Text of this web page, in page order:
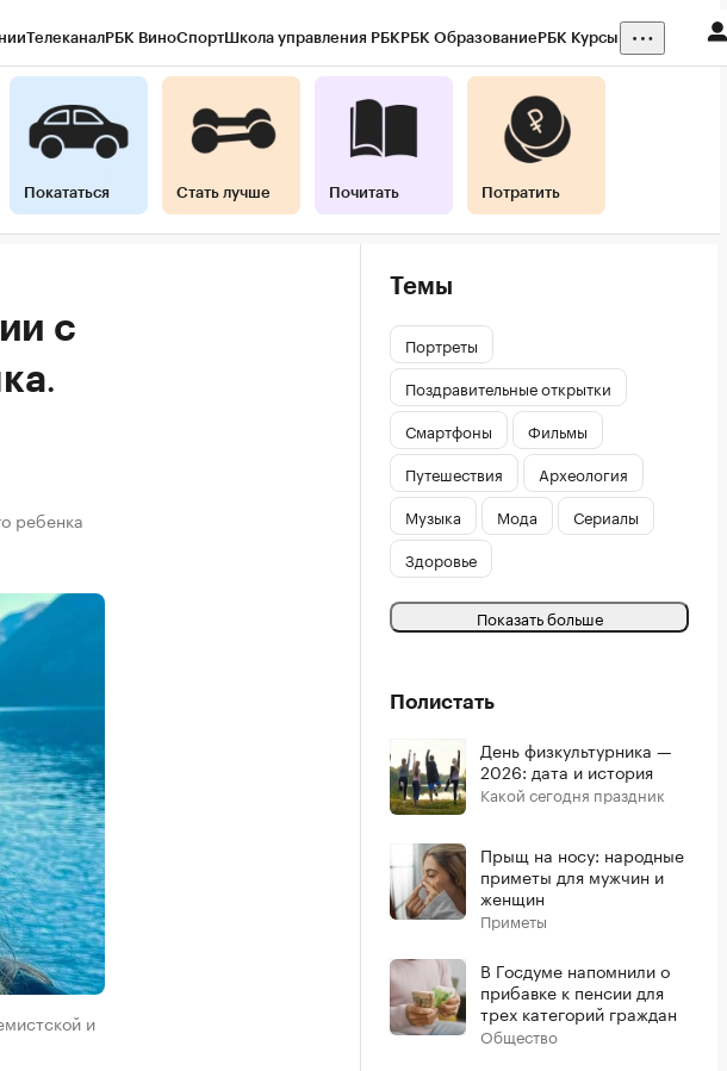
ТелеканалРБК ВиноСпортШкола управления РБКРБК ОбразованиеРБК Курсы
Покататься Стать лучше Почитать Потратить
с
.
ребенка
и
Темы
Портреты
Поздравительные открытки
Смартфоны
Фильмы
Путешествия
Археология
Музыка
Мода
Сериалы
Здоровье
Показать больше
Полистать
День физкультурника —
2026: дата и история
Какой сегодня праздник
Прыщ на носу: народные
приметы для мужчин и
женщин
Приметы
В Госдуме напомнили о
прибавке к пенсии для
трех категорий граждан
Общество